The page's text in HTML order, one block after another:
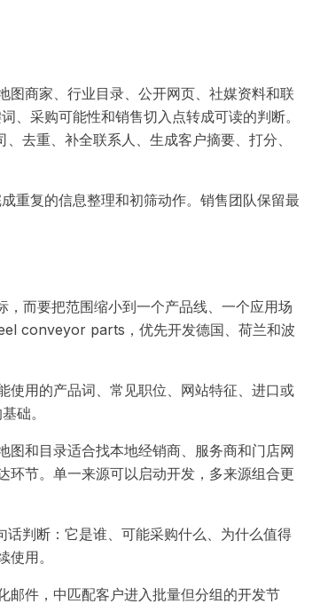
图商家、行业目录、公开网页、社媒资料和联
、采购可能性和销售切入点转成可读的判断。
去重、补全联系人、生成客户摘要、打分、
重复的信息整理和初筛动作。销售团队保留最
，而要把范围缩小到一个产品线、一个应用场
conveyor parts，优先开发德国、荷兰和波
使用的产品词、常见职位、网站特征、进口或
础。
图和目录适合找本地经销商、服务商和门店网
环节。单一来源可以启动开发，多来源组合更
判断：它是谁、可能采购什么、为什么值得
用。
邮件，中匹配客户进入批量但分组的开发节